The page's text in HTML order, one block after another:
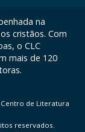
na
cristãos. Com
o CLC
mais de 120
de Literatura
reservados.